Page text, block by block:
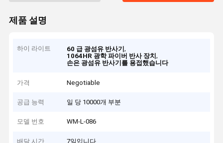
제품 설명
하이 라이트 60 급 광섬유 반사기,
1064HR 광학 파이버 반사 장치,
손은 광섬유 반사기를 용접했습니다
가격 Negotiable
공급 능력 일 당 10000개 부분
모델 번호 WM-L-086
배달 시간 7일입니다